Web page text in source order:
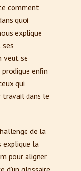
comment
quoi
explique
veut se
enfin
qui
dans le
de la
explique la
pour aligner
d’un glossaire